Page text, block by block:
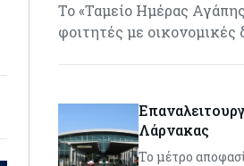
Το «Ταμείο Ημέρας
φοιτητές με οικονομικές
Λάρνακας
Το μέτρο